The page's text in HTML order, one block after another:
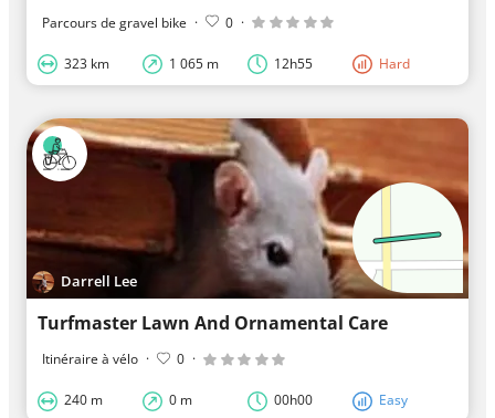
Parcours de gravel bike · 0 ·
323 km 1 065 m 12h55 Hard
Darrell Lee
Turfmaster Lawn And Ornamental Care
Itinéraire à vélo · 0 ·
240 m 0 m 00h00 Easy